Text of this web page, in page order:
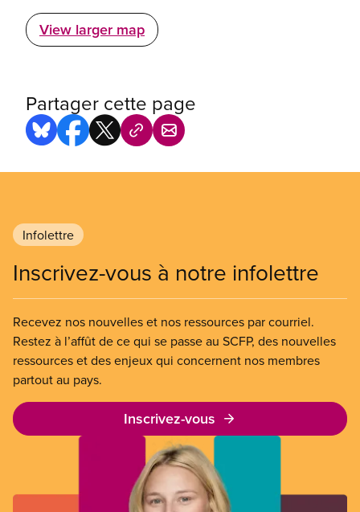
View larger map
Partager cette page
Infolettre
Inscrivez-vous à notre infolettre
Recevez nos nouvelles et nos ressources par courriel.
Restez à l’affût de ce qui se passe au SCFP, des nouvelles
ressources et des enjeux qui concernent nos membres
partout au pays.
Inscrivez-vous